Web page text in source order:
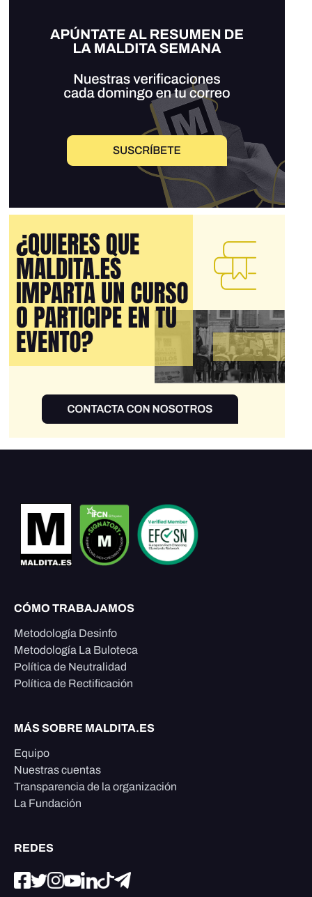
CÓMO TRABAJAMOS
Metodología Desinfo
Metodología La Buloteca
Política de Neutralidad
Política de Rectificación
MÁS SOBRE MALDITA.ES
Equipo
Nuestras cuentas
Transparencia de la organización
La Fundación
REDES